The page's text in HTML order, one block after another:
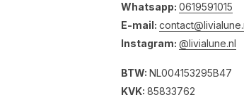
Whatsapp: 0619591015
E-mail:
Instagram: @livialune.nl
BTW: NL004153295B47
KVK: 85833762